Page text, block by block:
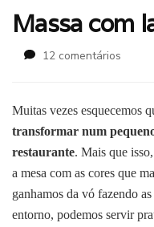
Massa com
12 comentários
Muitas vezes esquecemos
transformar num
restaurante. Mais que
a mesa com as cores que
ganhamos da vó fazendo
entorno, podemos servir